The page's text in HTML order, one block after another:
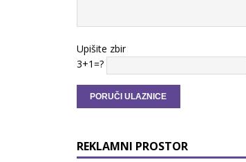
Upišite zbir
3+1=?
REKLAMNI PROSTOR